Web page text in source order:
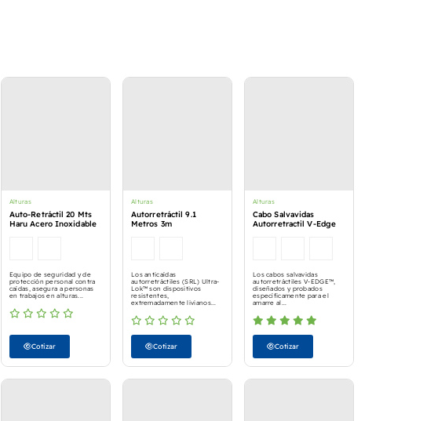
Alturas
Auto-Retráctil 20 Mts
Haru Acero Inoxidable
Equipo de seguridad y de
protección personal contra
caídas, asegura a personas
en trabajos en alturas...
Cotizar
Alturas
Autorretráctil 9.1
Metros 3m
Los anticaídas
autorretráctiles (SRL) Ultra-
Lok™ son dispositivos
resistentes,
extremadamente livianos...
Cotizar
Alturas
Cabo Salvavidas
Autorretractil V-Edge
Los cabos salvavidas
autorretráctiles V-EDGE™,
diseñados y probados
específicamente para el
amarre al...
Cotizar